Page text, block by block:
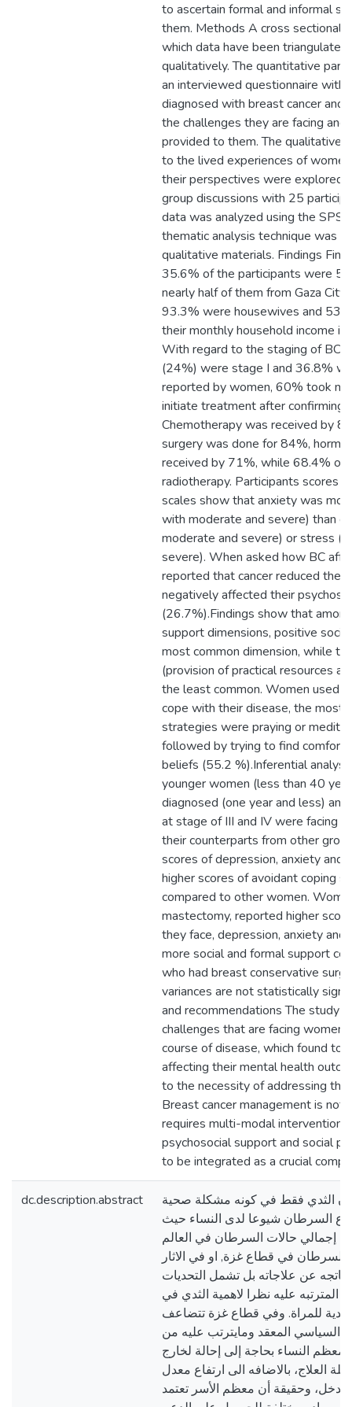
to ascertain formal and informal
them. Methods A cross sectional
which data have been
qualitatively. The quantitative part
an interviewed questionnaire with
diagnosed with breast cancer and
the challenges they are facing
provided to them. The qualitative
to the lived experiences of
their perspectives were explored
group discussions with 25
data was analyzed using the
thematic analysis technique was
qualitative materials. Findings
35.6% of the participants were
nearly half of them from Gaza
93.3% were housewives and
their monthly household income
With regard to the staging of BC,
(24%) were stage I and 36.8%
reported by women, 60% took
initiate treatment after confirming
Chemotherapy was received by
surgery was done for 84%,
received by 71%, while 68.4% of
radiotherapy. Participants scores
scales show that anxiety was
with moderate and severe) than
moderate and severe) or stress
severe). When asked how BC
reported that cancer reduced
negatively affected their
(26.7%).Findings show that
support dimensions, positive
most common dimension, while
(provision of practical resources
the least common. Women used
cope with their disease, the most
strategies were praying or
followed by trying to find comfort
beliefs (55.2 %).Inferential
younger women (less than 40
diagnosed (one year and less)
at stage of III and IV were facing
their counterparts from other
scores of depression, anxiety and
higher scores of avoidant coping
compared to other women.
mastectomy, reported higher
they face, depression, anxiety and
more social and formal support
who had breast conservative
variances are not statistically
and recommendations The study
challenges that are facing women
course of disease, which found to
affecting their mental health
to the necessity of addressing
Breast cancer management is not
requires multi-modal interventions
psychosocial support and social
to be integrated as a crucial
dc.description.abstract
الثدي فقط في كونه مشكلة صحية
السرطان شيوعا لدى النساء حيث
% من إجمالي حالات السرطان في العالم
السرطان في قطاع غزة, او في الاثار
عن علاجاته بل تشمل التحديات
المترتبه عليه نظرا لاهمية الثدي في
للمراة. وفي قطاع غزة تتضاعف
السياسي المعقد ومايترتب عليه من
معظم النساء بحاجة إلى إحالة لخارج
العلاج، بالاضافه الى ارتفاع معدل
الدخل، وحقيقة أن معظم الأسر تعتمد